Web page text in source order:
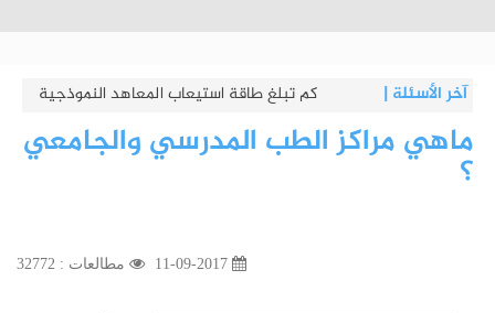
آخر الأسئلة|
كم تبلغ طاقة استيعاب المعاهد النموذجية
ماهي مراكز الطب المدرسي والجامعي
؟
مطالعات : 32772